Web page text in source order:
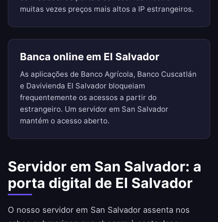
muitas vezes preços mais altos a IP estrangeiros.
Banca online em El Salvador
As aplicações de Banco Agrícola, Banco Cuscatlán
e Davivienda El Salvador bloqueiam
frequentemente os acessos a partir do
estrangeiro. Um servidor em San Salvador
mantém o acesso aberto.
Servidor em San Salvador: a
porta digital de El Salvador
O nosso servidor em San Salvador assenta nos